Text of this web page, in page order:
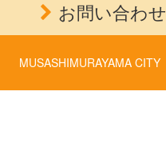
お問い合わせ
MUSASHIMURAYAMA CITY